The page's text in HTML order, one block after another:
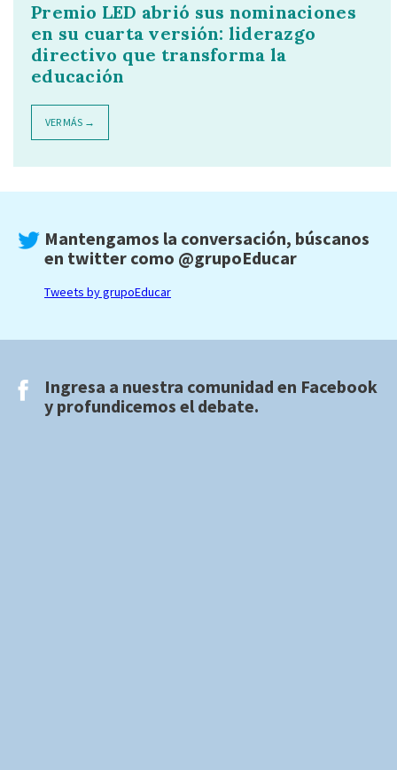
Premio LED abrió sus nominaciones
en su cuarta versión: liderazgo
directivo que transforma la
educación
VER MÁS →
Mantengamos la conversación, búscanos
en twitter como @grupoEducar
Tweets by grupoEducar
Ingresa a nuestra comunidad en Facebook
y profundicemos el debate.